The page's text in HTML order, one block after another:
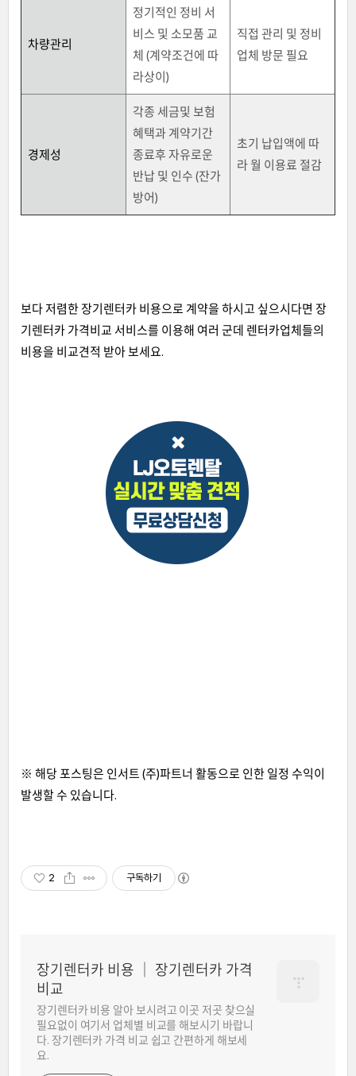
차량관리
정기적인 정비 서
비스 및 소모품 교
체 (계약조건에 따
라상이)
직접 관리 및 정비
업체 방문 필요
경제성
각종 세금및 보험
혜택과 계약기간
종료후 자유로운
반납 및 인수 (잔가
방어)
초기 납입액에 따
라 월 이용료 절감
보다 저렴한 장기렌터카 비용으로 계약을 하시고 싶으시다면 장
기렌터카 가격비교 서비스를 이용해 여러 군데 렌터카업체들의
비용을 비교견적 받아 보세요.
※ 해당 포스팅은 인서트 (주)파트너 활동으로 인한 일정 수익이
발생할 수 있습니다.
2 구독하기
장기렌터카 비용 │ 장기렌터카 가격
비교
장기렌터카 비용 알아 보시려고 이곳 저곳 찾으실
필요없이 여기서 업체별 비교를 해보시기 바랍니
다. 장기렌터카 가격 비교 쉽고 간편하게 해보세
요.